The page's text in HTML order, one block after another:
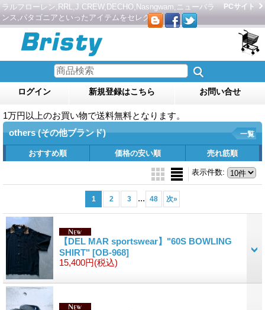
ラルフローレン,RRL,J.CREW,DECHO,Nasngwam,ニューバラ
ンス,パタゴニアといったアイテムをセレクト。
PCサイト
ログイン 新規登録はこちら お問い合せ
1万円以上のお買い物で送料無料となります。
others (その他ブランド)
一覧
おすすめ順 価格の安い順 売れ筋順
表示件数:
1 2 3 ... 48 次»
【DEL MAR sportswear】"60S BOWLING
SHIRT" [OB-968]
15,400円(税込)